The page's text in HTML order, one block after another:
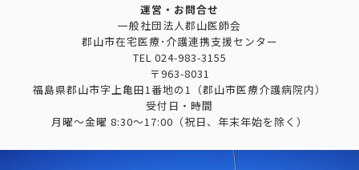
運営・お問合せ
一般社団法人郡山医師会
郡山市在宅医療･介護連携支援センター
TEL 024-983-3155
〒963-8031
福島県郡山市字上亀田1番地の1（郡山市医療介護病院内）
受付日・時間
月曜～金曜 8:30～17:00（祝日、年末年始を除く）